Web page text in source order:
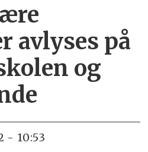
avlyses på
og
- 10:53